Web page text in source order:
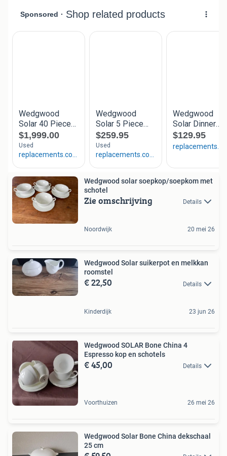
Wedgwood solar soepkop/soepkom met
schotel
Zie omschrijving Details
Noordwijk 20 mei 26
Wedgwood Solar suikerpot en melkkan
roomstel
€ 22,50 Details
Kinderdijk 23 jun 26
Wedgwood SOLAR Bone China 4
Espresso kop en schotels
€ 45,00 Details
Voorthuizen 26 mei 26
Wedgwood Solar Bone China dekschaal
25 cm